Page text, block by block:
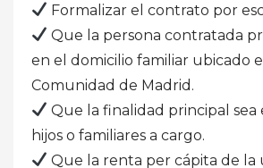
Formalizar el contrato por
Que la persona contratada
en el domicilio familiar ubicado
Comunidad de Madrid.
Que la finalidad principal sea
hijos o familiares a cargo.
Que la renta per cápita de la